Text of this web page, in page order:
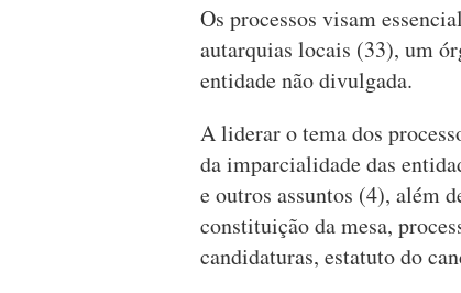
Os processos visam
autarquias locais (33), um
entidade não divulgada.
A liderar o tema dos
da imparcialidade das
e outros assuntos (4), além
constituição da mesa,
candidaturas, estatuto do